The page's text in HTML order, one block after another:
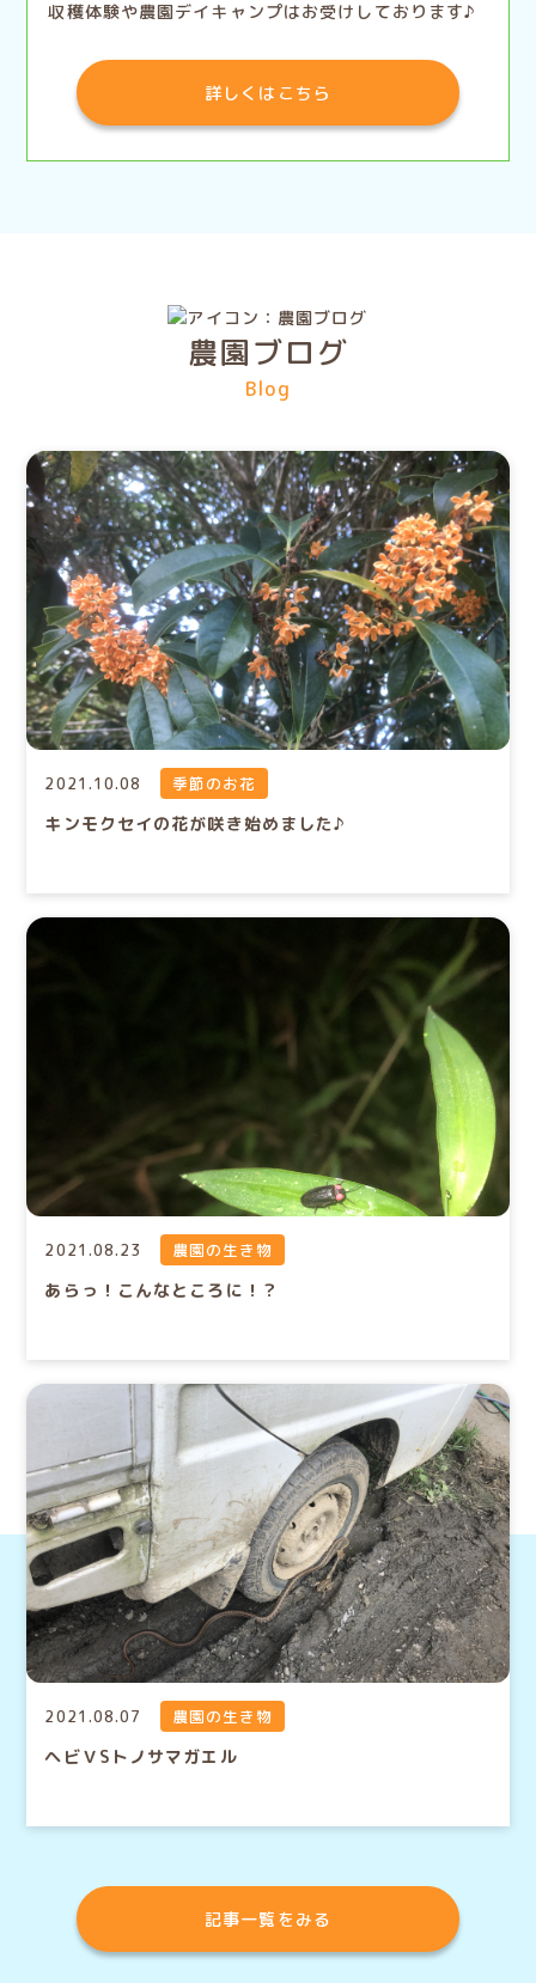
​​​​​​​収穫体験や農園デイキャンプはお受けしております♪
詳しくはこちら
農園ブログ
Blog
2021.10.08 季節のお花
キンモクセイの花が咲き始めました♪
2021.08.23 農園の生き物
あらっ！こんなところに！？
2021.08.07 農園の生き物
ヘビＶSトノサマガエル
記事一覧をみる